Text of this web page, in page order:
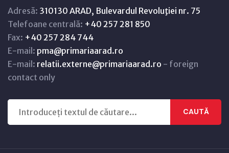
Adresă: 310130 ARAD, Bulevardul Revoluţiei nr. 75
Telefoane centrală: +40 257 281 850
Fax: +40 257 284 744
E-mail: pma@primariaarad.ro
E-mail: relatii.externe@primariaarad.ro - foreign
contact only
CAUTĂ